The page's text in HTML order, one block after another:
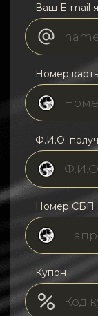
Ваш E-mail
Номер
Ф.И.О.
Номер СБП
Купон